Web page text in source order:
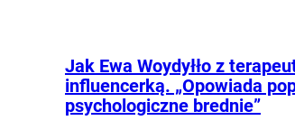
Jak Ewa Woydyłło z
influencerką. „Opowiada
psychologiczne brednie”